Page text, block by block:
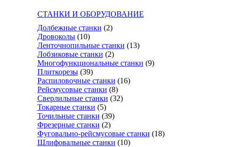
СТАНКИ И ОБОРУДОВАНИЕ
Долбежные станки (2)
Дровоколы (10)
Ленточнопильные станки (13)
Лобзиковые станки (2)
Многофункциональные станки (9)
Плиткорезы (39)
Распиловочные станки (16)
Рейсмусовые станки (8)
Сверлильные станки (32)
Токарные станки (5)
Точильные станки (39)
Фрезерные станки (2)
Фуговально-рейсмусовые станки (18)
Шлифовальные станки (10)